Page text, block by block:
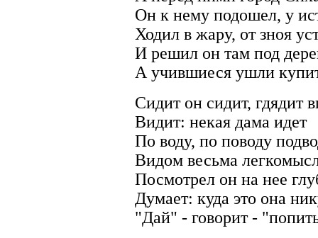
Он к нему подошел, у
Ходил в жару, от зноя
И решил он там под
А учившиеся ушли
Сидит он сидит, гдядит
Видит: некая дама идет
По воду, по поводу
Видом весьма
Посмотрел он на нее
Думает: куда это она
"Дай" - говорит -